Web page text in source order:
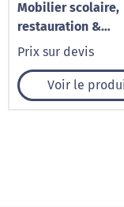
Mobilier scolaire,
restauration &
collectivités –
par Cognet
Prix sur devis
Voir le